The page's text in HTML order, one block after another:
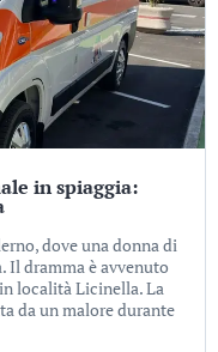
in spiaggia:
dove una donna di
Il dramma è avvenuto
località Licinella. La
da un malore durante